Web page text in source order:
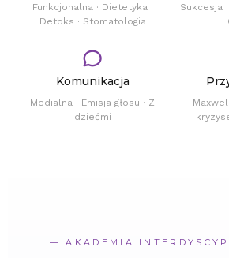
Funkcjonalna · Dietetyka ·
Detoks · Stomatologia
Sukcesja
Komunikacja
Medialna · Emisja głosu · Z
dziećmi
— AKADEMIA